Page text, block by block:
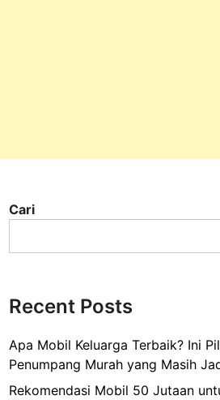
Cari
Recent Posts
Apa Mobil Keluarga Terbaik? Ini
Penumpang Murah yang Masih
Rekomendasi Mobil 50 Jutaan